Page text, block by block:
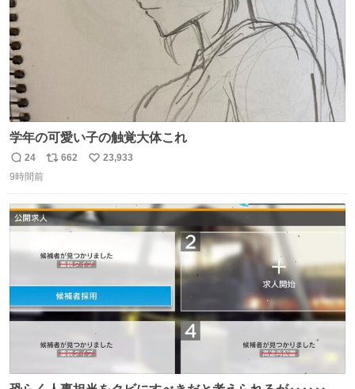
学年の可愛い子の触覚大体これ
返
信
24
リ
ト
数
662
い
数
23,933
9時間前